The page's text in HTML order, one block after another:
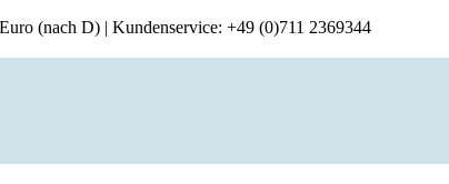
(nach D) | Kundenservice: +49 (0)711 2369344